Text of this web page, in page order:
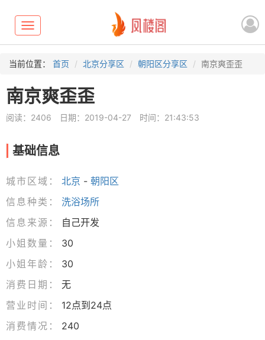
Toggle
navigation
当前位置： 首页 北京分享区 朝阳区分享区 南京爽歪歪
南京爽歪歪
阅读：2406 日期：2019-04-27 时间：21:43:53
基础信息
城市区域： 北京 - 朝阳区
信息种类：
洗浴场所
信息来源：
自己开发
小姐数量：
30
小姐年龄：
30
消费日期：
无
营业时间：
12点到24点
消费情况：
240